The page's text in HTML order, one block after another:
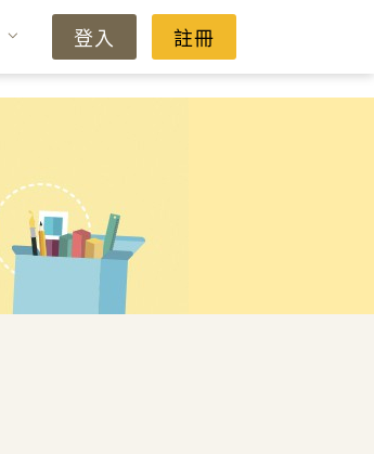
登入 註冊